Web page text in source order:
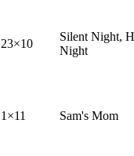
23×10
Silent Night,
Night
1×11 Sam's Mom